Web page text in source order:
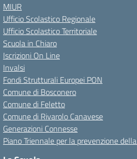
MIUR
Ufficio Scolastico Regionale
Ufficio Scolastico Territoriale
Scuola in Chiaro
Iscrizioni On Line
Invalsi
Fondi Strutturali Europei PON
Comune di Bosconero
Comune di Feletto
Comune di Rivarolo Canavese
Generazioni Connesse
Piano Triennale per la prevenzione